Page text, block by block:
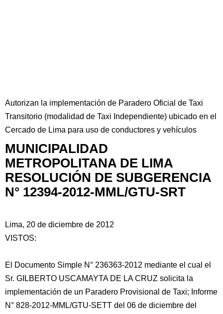
Autorizan la implementación de Paradero Oficial de Taxi
Transitorio (modalidad de Taxi Independiente) ubicado en el
Cercado de Lima para uso de conductores y vehículos
MUNICIPALIDAD
METROPOLITANA DE LIMA
RESOLUCIÓN DE SUBGERENCIA
N° 12394-2012-MML/GTU-SRT
Lima, 20 de diciembre de 2012
VISTOS:
El Documento Simple N° 236363-2012 mediante el cual el
Sr. GILBERTO USCAMAYTA DE LA CRUZ solicita la
implementación de un Paradero Provisional de Taxi; Informe
N° 828-2012-MML/GTU-SETT del 06 de diciembre del